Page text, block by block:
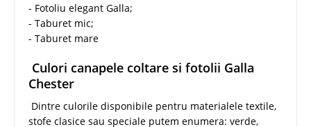
- Fotoliu elegant Galla;
- Taburet mic;
- Taburet mare
Culori canapele coltare si fotolii Galla
Chester
Dintre culorile disponibile pentru materialele textile,
stofe clasice sau speciale putem enumera: verde,